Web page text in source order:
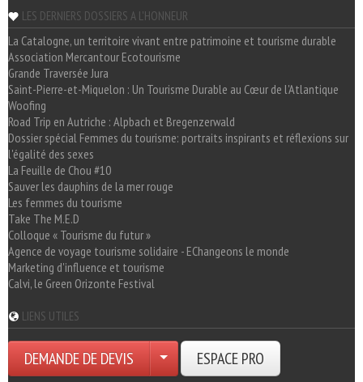
LES DERNIERS DOSSIERS A L'HONNEUR
La Catalogne, un territoire vivant entre patrimoine et tourisme durable
Association Mercantour Ecotourisme
Grande Traversée Jura
Saint-Pierre-et-Miquelon : Un Tourisme Durable au Cœur de l'Atlantique
Woofing
Road Trip en Autriche : Alpbach et Bregenzerwald
Dossier spécial Femmes du tourisme: portraits inspirants et réflexions sur
l'égalité des sexes
La Feuille de Chou #10
Sauver les dauphins de la mer rouge
Les femmes du tourisme
Take The M.E.D
Colloque « Tourisme du futur »
Agence de voyage tourisme solidaire - EChangeons le monde
Marketing d'influence et tourisme
Calvi, le Green Orizonte Festival
LIENS UTILES
DEMANDE DE DEVIS ESPACE PRO